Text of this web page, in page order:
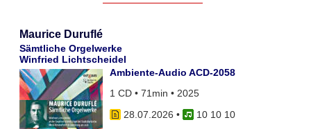
Maurice Duruflé
Sämtliche Orgelwerke
Winfried Lichtscheidel
Ambiente-Audio ACD-2058
1 CD • 71min • 2025
28.07.2026 •
10 10 10